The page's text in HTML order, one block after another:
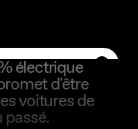
électrique
d'être
voitures de